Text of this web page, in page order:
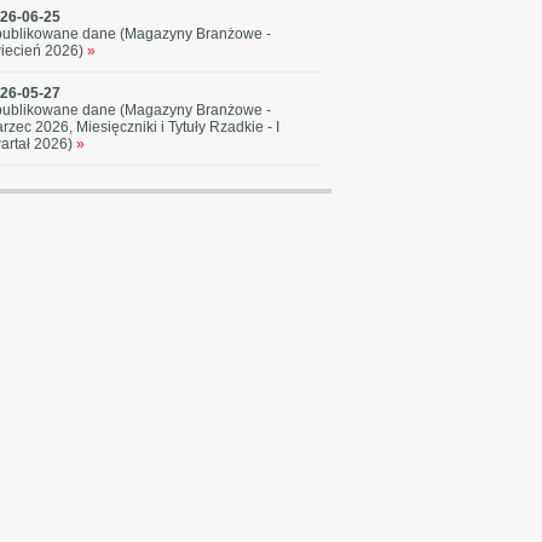
06-25
dane (Magazyny Branżowe -
2026) »
05-27
dane (Magazyny Branżowe -
2026, Miesięczniki i Tytuły Rzadkie - I
2026) »